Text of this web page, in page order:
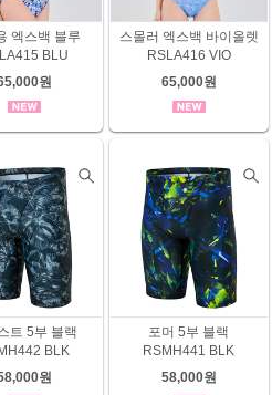
엑스백 블루
BLU
원
스몰러 엑스백 바이올렛
RSLA416 VIO
65,000원
트 5부 블랙
BLK
원
포머 5부 블랙
RSMH441 BLK
58,000원